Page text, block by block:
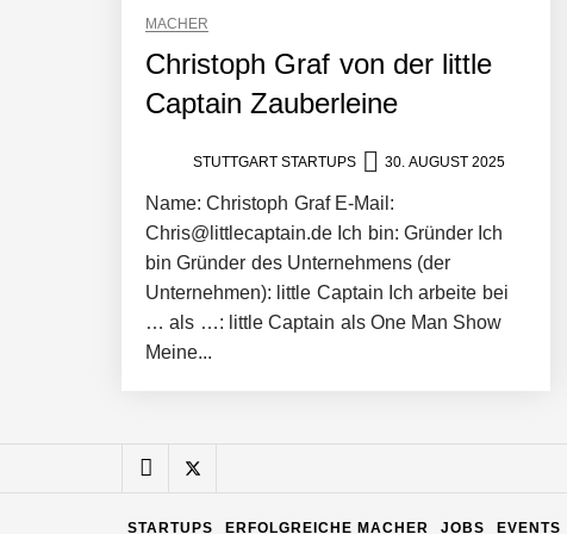
MACHER
Christoph Graf von der little
Captain Zauberleine
STUTTGART STARTUPS 30. AUGUST 2025
Name: Christoph Graf E-Mail:
Chris@littlecaptain.de Ich bin: Gründer Ich
bin Gründer des Unternehmens (der
Unternehmen): little Captain Ich arbeite bei
… als …: little Captain als One Man Show
Meine...
Pyck im Employer Portrait
Matthias Nagel von Pyck
Maximilian Mack von Pyck
STARTUPS ERFOLGREICHE MACHER JOBS EVENTS